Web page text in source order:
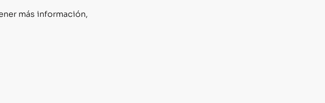
más información,